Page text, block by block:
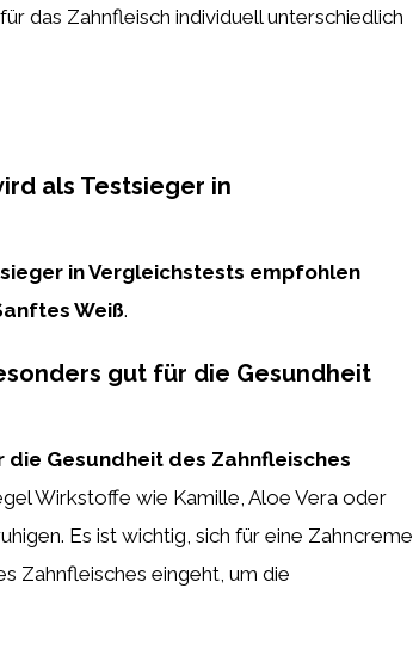
das Zahnfleisch individuell unterschiedlich
als Testsieger in
in Vergleichstests empfohlen
Weiß.
gut für die Gesundheit
die Gesundheit des Zahnfleisches
Wirkstoffe wie Kamille, Aloe Vera oder
Es ist wichtig, sich für eine Zahncreme
Zahnfleisches eingeht, um die